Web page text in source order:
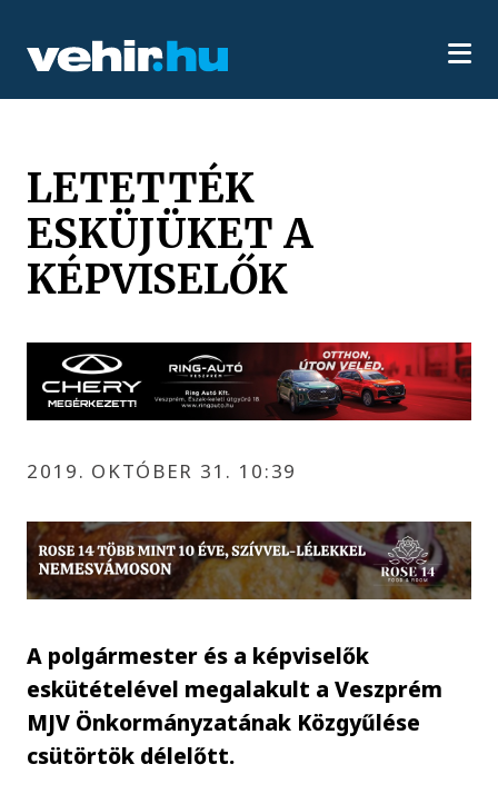
LETETTÉK
ESKÜJÜKET A
KÉPVISELŐK
2019. OKTÓBER 31. 10:39
A polgármester és a képviselők
eskütételével megalakult a Veszprém
MJV Önkormányzatának Közgyűlése
csütörtök délelőtt.